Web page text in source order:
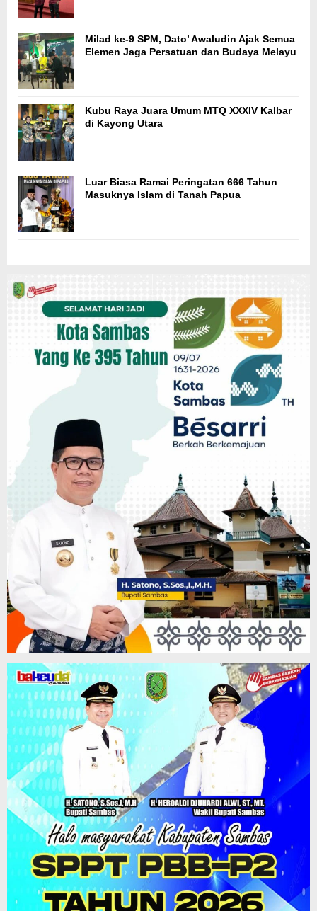
Milad ke-9 SPM, Dato’ Awaludin Ajak Semua
Elemen Jaga Persatuan dan Budaya Melayu
Kubu Raya Juara Umum MTQ XXXIV Kalbar
di Kayong Utara
Luar Biasa Ramai Peringatan 666 Tahun
Masuknya Islam di Tanah Papua